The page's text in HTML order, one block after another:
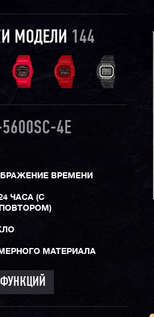
МОДЕЛИ 144
5600SC-4E
ВРЕМЕНИ
ЧАСА (С
МАТЕРИАЛА